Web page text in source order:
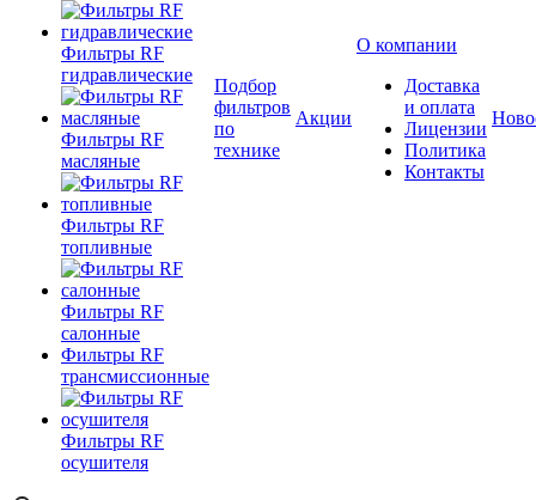
Фильтры RF
гидравлические
Фильтры RF
масляные
Фильтры RF
топливные
Фильтры RF
салонные
Фильтры RF
трансмиссионные
Фильтры RF
осушителя
Подбор
фильтров
по
технике
Акции
О компании
Доставка
и оплата
Лицензии
Политика
Контакты